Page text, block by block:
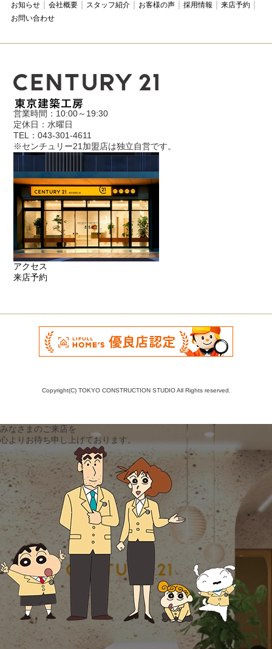
お知らせ 会社概要 スタッフ紹介 お客様の声 採用情報
来店予約
お問い合わせ
営業時間：10:00～19:30
定休日：水曜日
TEL：043-301-4611
※センチュリー21加盟店は独立自営です。
アクセス
来店予約
Copyright(C) TOKYO CONSTRUCTION STUDIO All Rights reserved.
みなさまのご来店を
心よりお待ち申し上げております。